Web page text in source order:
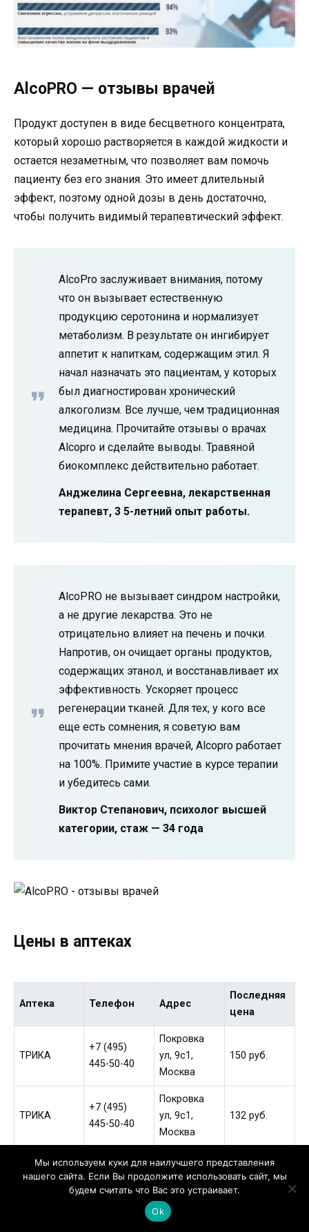
AlcoPRO — отзывы врачей
Продукт доступен в виде бесцветного концентрата,
который хорошо растворяется в каждой жидкости и
остается незаметным, что позволяет вам помочь
пациенту без его знания. Это имеет длительный
эффект, поэтому одной дозы в день достаточно,
чтобы получить видимый терапевтический эффект.
AlcoPro заслуживает внимания, потому
что он вызывает естественную
продукцию серотонина и нормализует
метаболизм. В результате он ингибирует
аппетит к напиткам, содержащим этил. Я
начал назначать это пациентам, у которых
был диагностирован хронический
алкоголизм. Все лучше, чем традиционная
медицина. Прочитайте отзывы о врачах
Alcopro и сделайте выводы. Травяной
биокомплекс действительно работает.
Анджелина Сергеевна, лекарственная
терапевт, 3 5-летний опыт работы.
AlcoPRO не вызывает синдром настройки,
а не другие лекарства. Это не
отрицательно влияет на печень и почки.
Напротив, он очищает органы продуктов,
содержащих этанол, и восстанавливает их
эффективность. Ускоряет процесс
регенерации тканей. Для тех, у кого все
еще есть сомнения, я советую вам
прочитать мнения врачей, Alcopro работает
на 100%. Примите участие в курсе терапии
и убедитесь сами.
Виктор Степанович, психолог высшей
категории, стаж — 34 года
Цены в аптеках
Аптека Телефон Адрес
Последняя
цена
ТРИКА
+7 (495)
445-50-40
Покровка
ул, 9с1,
Москва
150 руб.
ТРИКА
+7 (495)
445-50-40
Покровка
ул, 9с1,
Москва
132 руб.
Планета
+7 (495)
231-16-97
Новокузнец
кая ул, 1,
Москва
94 руб.
Малая
Мы используем куки для наилучшего представления
нашего сайта. Если Вы продолжите использовать сайт, мы
будем считать что Вас это устраивает.
Ok